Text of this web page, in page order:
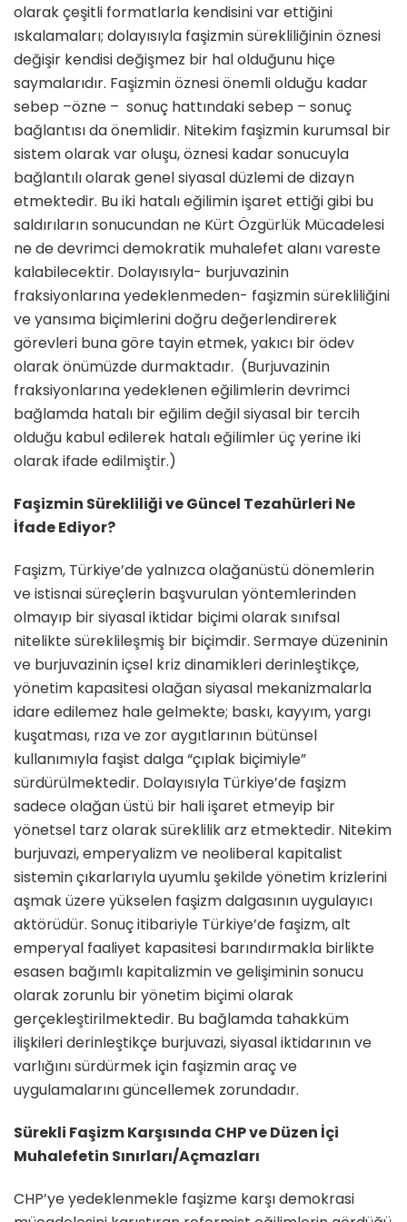
olarak çeşitli formatlarla kendisini var ettiğini
ıskalamaları; dolayısıyla faşizmin sürekliliğinin öznesi
değişir kendisi değişmez bir hal olduğunu hiçe
saymalarıdır. Faşizmin öznesi önemli olduğu kadar
sebep –özne – sonuç hattındaki sebep – sonuç
bağlantısı da önemlidir. Nitekim faşizmin kurumsal bir
sistem olarak var oluşu, öznesi kadar sonucuyla
bağlantılı olarak genel siyasal düzlemi de dizayn
etmektedir. Bu iki hatalı eğilimin işaret ettiği gibi bu
saldırıların sonucundan ne Kürt Özgürlük Mücadelesi
ne de devrimci demokratik muhalefet alanı vareste
kalabilecektir. Dolayısıyla- burjuvazinin
fraksiyonlarına yedeklenmeden- faşizmin sürekliliğini
ve yansıma biçimlerini doğru değerlendirerek
görevleri buna göre tayin etmek, yakıcı bir ödev
olarak önümüzde durmaktadır. (Burjuvazinin
fraksiyonlarına yedeklenen eğilimlerin devrimci
bağlamda hatalı bir eğilim değil siyasal bir tercih
olduğu kabul edilerek hatalı eğilimler üç yerine iki
olarak ifade edilmiştir.)
Faşizmin Sürekliliği ve Güncel Tezahürleri Ne
İfade Ediyor?
Faşizm, Türkiye’de yalnızca olağanüstü dönemlerin
ve istisnai süreçlerin başvurulan yöntemlerinden
olmayıp bir siyasal iktidar biçimi olarak sınıfsal
nitelikte süreklileşmiş bir biçimdir. Sermaye düzeninin
ve burjuvazinin içsel kriz dinamikleri derinleştikçe,
yönetim kapasitesi olağan siyasal mekanizmalarla
idare edilemez hale gelmekte; baskı, kayyım, yargı
kuşatması, rıza ve zor aygıtlarının bütünsel
kullanımıyla faşist dalga “çıplak biçimiyle”
sürdürülmektedir. Dolayısıyla Türkiye’de faşizm
sadece olağan üstü bir hali işaret etmeyip bir
yönetsel tarz olarak süreklilik arz etmektedir. Nitekim
burjuvazi, emperyalizm ve neoliberal kapitalist
sistemin çıkarlarıyla uyumlu şekilde yönetim krizlerini
aşmak üzere yükselen faşizm dalgasının uygulayıcı
aktörüdür. Sonuç itibariyle Türkiye’de faşizm, alt
emperyal faaliyet kapasitesi barındırmakla birlikte
esasen bağımlı kapitalizmin ve gelişiminin sonucu
olarak zorunlu bir yönetim biçimi olarak
gerçekleştirilmektedir. Bu bağlamda tahakküm
ilişkileri derinleştikçe burjuvazi, siyasal iktidarının ve
varlığını sürdürmek için faşizmin araç ve
uygulamalarını güncellemek zorundadır.
Sürekli Faşizm Karşısında CHP ve Düzen İçi
Muhalefetin Sınırları/Açmazları
CHP’ye yedeklenmekle faşizme karşı demokrasi